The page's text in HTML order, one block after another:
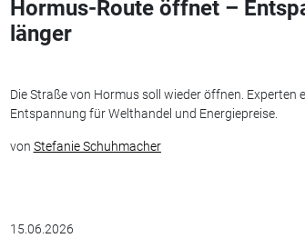
Hormus-Route öffnet –
länger
Die Straße von Hormus soll wieder öffnen. Experten
Entspannung für Welthandel und Energiepreise.
von Stefanie Schuhmacher
15.06.2026